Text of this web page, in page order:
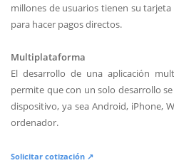
millones de usuarios tienen su
para hacer pagos directos.
Multiplataforma
El desarrollo de una aplicación
permite que con un solo desarrollo
dispositivo, ya sea Android, iPhone,
ordenador.
Solicitar cotización ↗